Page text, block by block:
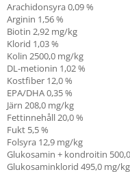
Arachidonsyra0,09%
Arginin 1,56%
Biotin 2,92 mg/kg
Klorid 1,03%
Kolin 2500,0 mg/kg
DL-metionin 1,02%
Kostfiber 12,0%
EPA/DHA0,35%
Järn 208,0 mg/kg
Fettinnehåll20,0%
Fukt 5,5%
Folsyra 12,9 mg/kg
Glukosamin + kondroitin 500,0
Glukosaminklorid 495,0 mg/kg